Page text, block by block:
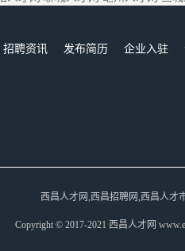
招聘资讯 发布简历 企业入驻
西昌人才网,西昌招聘网,西昌人才
Copyright © 2017-2021 西昌人才网